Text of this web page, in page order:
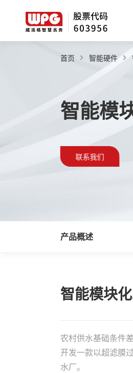
智能模
联系我们
首页 智能硬件
产品概述
智能模块
农村供水基础条件
开发一款以超滤膜
水厂。